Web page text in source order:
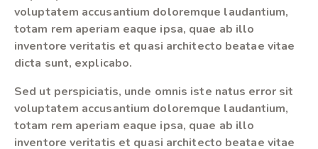
voluptatem accusantium doloremque laudantium,
totam rem aperiam eaque ipsa, quae ab illo
inventore veritatis et quasi architecto beatae vitae
dicta sunt, explicabo.
Sed ut perspiciatis, unde omnis iste natus error sit
voluptatem accusantium doloremque laudantium,
totam rem aperiam eaque ipsa, quae ab illo
inventore veritatis et quasi architecto beatae vitae